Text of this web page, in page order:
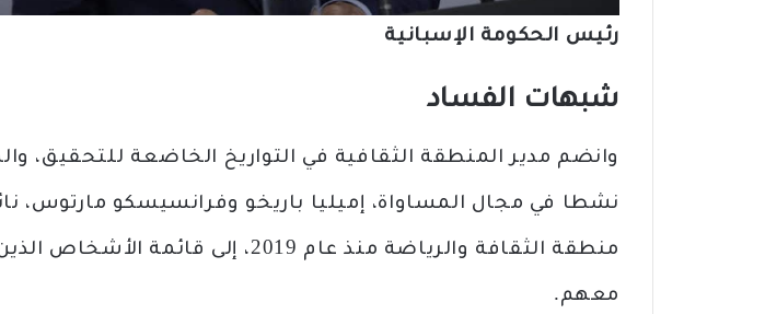
رئيس الحكومة الإسبانية
شبهات الفساد
وانضم مدير المنطقة الثقافية في التواريخ الخاضعة للتحقيق،
نشطا في مجال المساواة، إميليا باريخو وفرانسيسكو مارتوس،
منطقة الثقافة والرياضة منذ عام 2019، إلى قائمة
معهم.